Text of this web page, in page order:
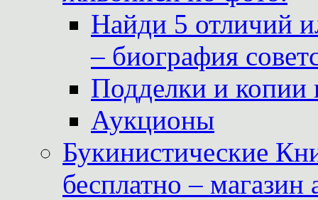
Найди 5 отличий
– биография
Подделки и копии
Аукционы
Букинистические
бесплатно –